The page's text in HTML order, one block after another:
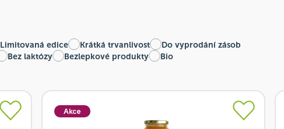
Limitovaná edice Krátká trvanlivost
Do vyprodání zásob
Bez laktózy Bezlepkové produkty Bio
Akce